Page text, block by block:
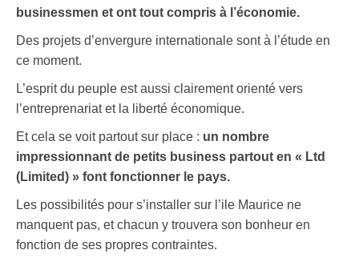
businessmen et ont tout compris à l’économie.
Des projets d’envergure internationale sont à l’étude en
ce moment.
L’esprit du peuple est aussi clairement orienté vers
l’entreprenariat et la liberté économique.
Et cela se voit partout sur place : un nombre
impressionnant de petits business partout en « Ltd
(Limited) » font fonctionner le pays.
Les possibilités pour s’installer sur l’ile Maurice ne
manquent pas, et chacun y trouvera son bonheur en
fonction de ses propres contraintes.